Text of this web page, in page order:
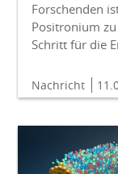
Forschenden
Positronium
Schritt für die
Nachricht